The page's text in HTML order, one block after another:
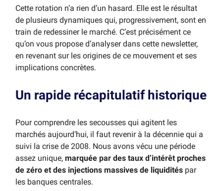
Cette rotation n’a rien d’un hasard. Elle est le résultat
de plusieurs dynamiques qui, progressivement, sont en
train de redessiner le marché. C’est précisément ce
qu’on vous propose d’analyser dans cette newsletter,
en revenant sur les origines de ce mouvement et ses
implications concrètes.
Un rapide récapitulatif historique
Pour comprendre les secousses qui agitent les
marchés aujourd’hui, il faut revenir à la décennie qui a
suivi la crise de 2008. Nous avons vécu une période
assez unique, marquée par des taux d’intérêt proches
de zéro et des injections massives de liquidités par
les banques centrales.